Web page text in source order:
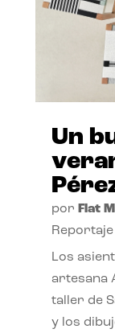
Un
por Flat
Reportaje
Los
artesana
taller de
y los